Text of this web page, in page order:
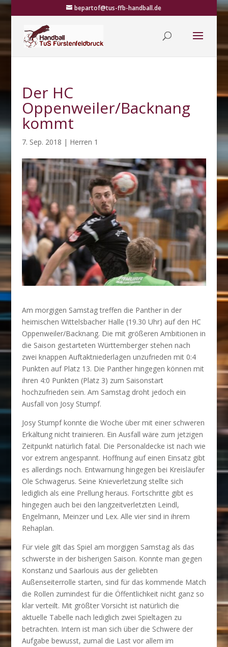
bepartof@tus-ffb-handball.de
Der HC
Oppenweiler/Backnang
kommt
7. Sep. 2018 | Herren 1
Am morgigen Samstag treffen die Panther in der
heimischen Wittelsbacher Halle (19.30 Uhr) auf den HC
Oppenweiler/Backnang. Die mit größeren Ambitionen in
die Saison gestarteten Württemberger stehen nach
zwei knappen Auftaktniederlagen unzufrieden mit 0:4
Punkten auf Platz 13. Die Panther hingegen können mit
ihren 4:0 Punkten (Platz 3) zum Saisonstart
hochzufrieden sein. Am Samstag droht jedoch ein
Ausfall von Josy Stumpf.
Josy Stumpf konnte die Woche über mit einer schweren
Erkältung nicht trainieren. Ein Ausfall wäre zum jetzigen
Zeitpunkt natürlich fatal. Die Personaldecke ist nach wie
vor extrem angespannt. Hoffnung auf einen Einsatz gibt
es allerdings noch. Entwarnung hingegen bei Kreisläufer
Ole Schwagerus. Seine Knieverletzung stellte sich
lediglich als eine Prellung heraus. Fortschritte gibt es
hingegen auch bei den langzeitverletzten Leindl,
Engelmann, Meinzer und Lex. Alle vier sind in ihrem
Rehaplan.
Für viele gilt das Spiel am morgigen Samstag als das
schwerste in der bisherigen Saison. Konnte man gegen
Konstanz und Saarlouis aus der geliebten
Außenseiterrolle starten, sind für das kommende Match
die Rollen zumindest für die Öffentlichkeit nicht ganz so
klar verteilt. Mit größter Vorsicht ist natürlich die
aktuelle Tabelle nach lediglich zwei Spieltagen zu
betrachten. Intern ist man sich über die Schwere der
Aufgabe bewusst, zumal die Last vor allem im